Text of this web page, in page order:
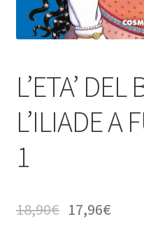
L’ETA’
L’ILIADE A
1
18,90€ 17,96€